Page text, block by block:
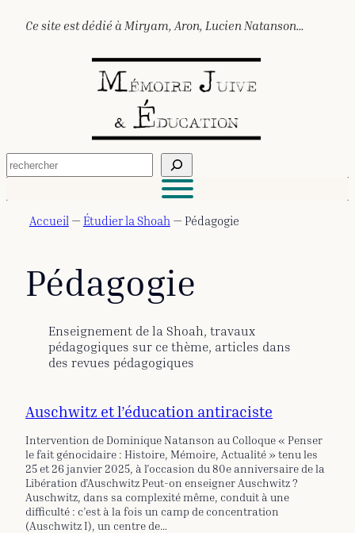
Ce site est dédié à Miryam, Aron, Lucien Natanson…
e
h
Accueil — Étudier la Shoah — Pédagogie
Pédagogie
Enseignement de la Shoah, travaux
pédagogiques sur ce thème, articles dans
des revues pédagogiques
Auschwitz et l’éducation antiraciste
Intervention de Dominique Natanson au Colloque « Penser
le fait génocidaire : Histoire, Mémoire, Actualité » tenu les
25 et 26 janvier 2025, à l’occasion du 80e anniversaire de la
Libération d’Auschwitz Peut-on enseigner Auschwitz ?
Auschwitz, dans sa complexité même, conduit à une
difficulté : c’est à la fois un camp de concentration
(Auschwitz I), un centre de…